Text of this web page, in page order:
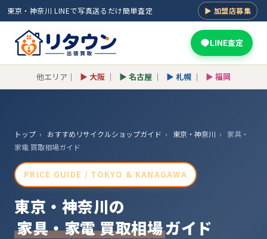
東京・神奈川 LINEで写真送るだけ簡単査定 ▶ 加盟店募集
LINE査定
他エリア｜ ▶ 大阪 ｜ ▶ 名古屋 ｜ ▶ 札幌 ｜ ▶ 福岡
トップ › おすすめリサイクルショップガイド › 東京・神奈川 ›
家具・
家電 買取相場ガイド
PRICE GUIDE / TOKYO & KANAGAWA
東京・神奈川の
家具・家電 買取相場ガイド